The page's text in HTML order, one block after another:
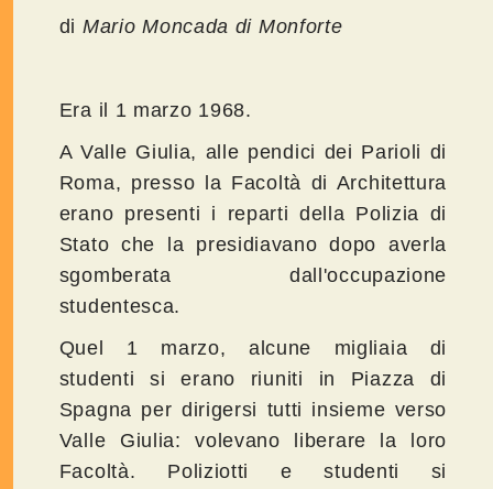
di Mario Moncada di Monforte
Era il 1 marzo 1968.
A Valle Giulia, alle pendici dei Parioli di
Roma, presso la Facoltà di Architettura
erano presenti i reparti della Polizia di
Stato che la presidiavano dopo averla
sgomberata dall'occupazione
studentesca.
Quel 1 marzo, alcune migliaia di
studenti si erano riuniti in Piazza di
Spagna per dirigersi tutti insieme verso
Valle Giulia: volevano liberare la loro
Facoltà. Poliziotti e studenti si